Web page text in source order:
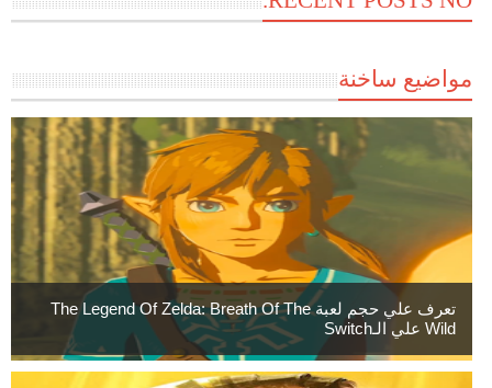
مواضيع ساخنة
تعرف علي حجم لعبة The Legend Of Zelda: Breath Of The
Wild علي الـSwitch